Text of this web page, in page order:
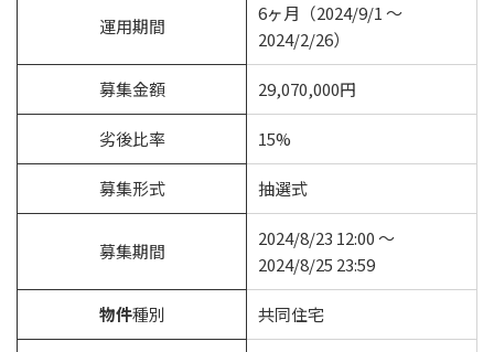
運用期間
6ヶ月（2024/9/1 ～
2024/2/26）
募集金額 29,070,000円
劣後比率 15%
募集形式 抽選式
募集期間
2024/8/23 12:00 ～
2024/8/25 23:59
物件種別 共同住宅